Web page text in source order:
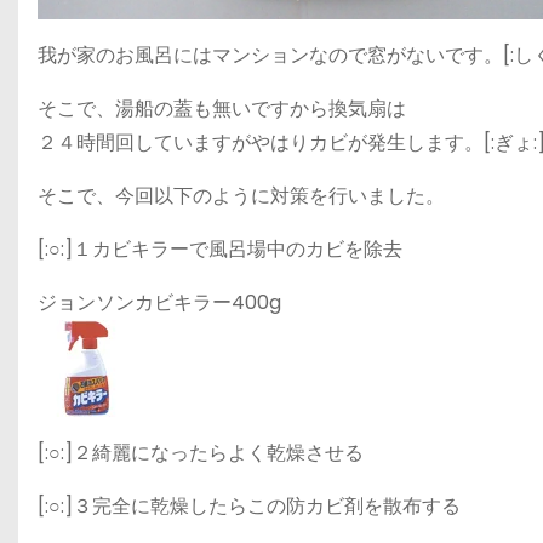
我が家のお風呂にはマンションなので窓がないです。[:し
そこで、湯船の蓋も無いですから換気扇は
２４時間回していますがやはりカビが発生します。[:ぎょ:]
そこで、今回以下のように対策を行いました。
[:○:]１カビキラーで風呂場中のカビを除去
ジョンソンカビキラー400g
[:○:]２綺麗になったらよく乾燥させる
[:○:]３完全に乾燥したらこの防カビ剤を散布する